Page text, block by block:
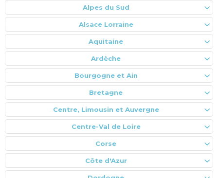
Alpes du Sud
Alsace Lorraine
Aquitaine
Ardèche
Bourgogne et Ain
Bretagne
Centre, Limousin et Auvergne
Centre-Val de Loire
Corse
Côte d'Azur